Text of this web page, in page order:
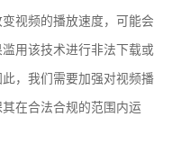
视频的播放速度，可能会
用该技术进行非法下载或
，我们需要加强对视频播
在合法合规的范围内运